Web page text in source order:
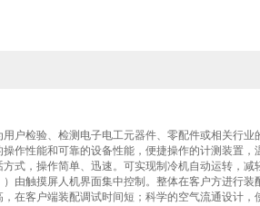
户检验、检测电子电工元器件、零配件或相关行
作性能和可靠的设备性能，便捷操作的计测装置
方式，操作简单、迅速。可实现制冷机自动运转，
）由触摸屏人机界面集中控制。整体在客户方进行
在客户端装配调试时间短；科学的空气流通设计